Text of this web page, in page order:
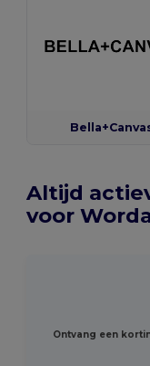
Altijd
voor
Ontvang een